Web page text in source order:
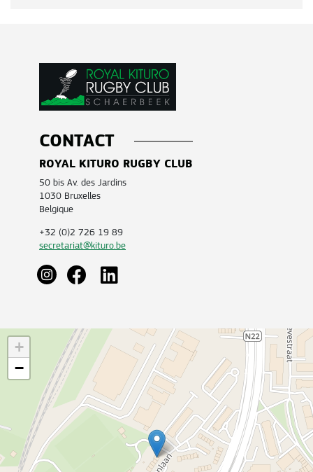
CONTACT
ROYAL KITURO RUGBY CLUB
50 bis Av. des Jardins
1030 Bruxelles
Belgique
+32 (0)2 726 19 89
secretariat@kituro.be
+
−